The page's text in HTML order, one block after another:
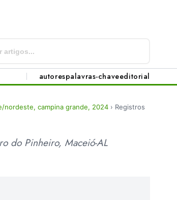
autorespalavras-chaveeditorial
nordeste, campina grande, 2024 › Registros
do Pinheiro, Maceió-AL